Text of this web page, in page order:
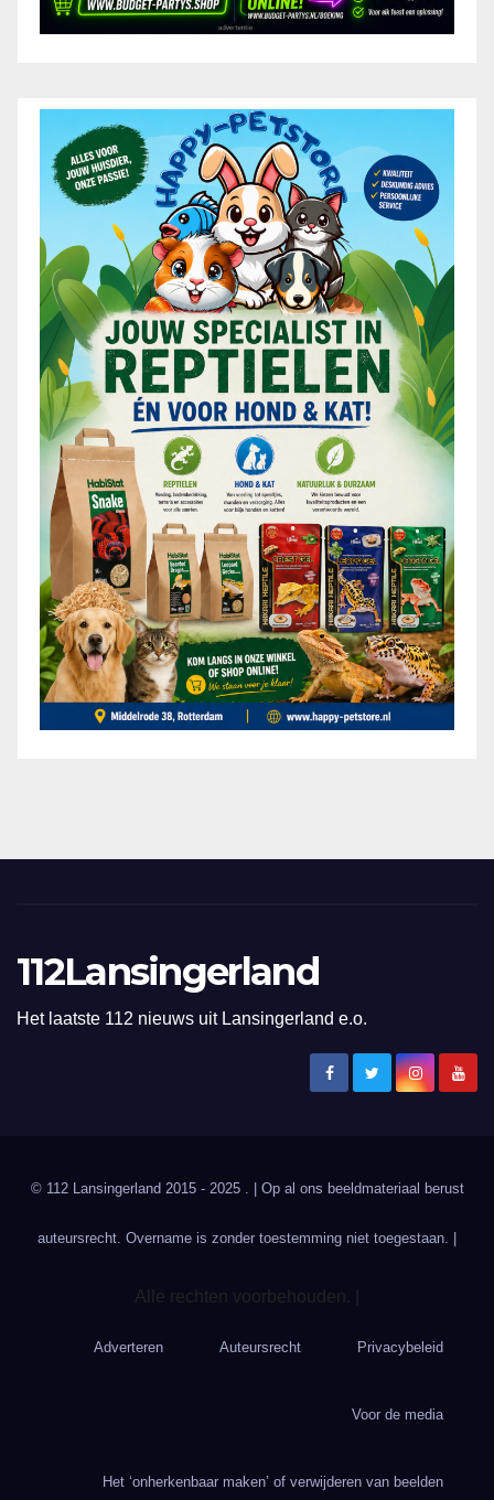
112Lansingerland
Het laatste 112 nieuws uit Lansingerland e.o.
© 112 Lansingerland 2015 - 2025 . | Op al ons beeldmateriaal berust
auteursrecht. Overname is zonder toestemming niet toegestaan. |
Alle rechten voorbehouden. |
Adverteren Auteursrecht Privacybeleid
Voor de media
Het ‘onherkenbaar maken’ of verwijderen van beelden